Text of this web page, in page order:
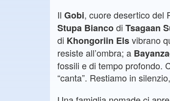
Il Gobi, cuore desertico del
Stupa Biancodi Tsagaan
di Khongoriin Elsvibrano
resiste all’ombra; a
fossili e di tempo profondo.
“canta”. Restiamo in